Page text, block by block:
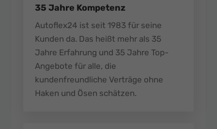
35 Jahre Kompetenz
Autoflex24 ist seit 1983 für seine
Kunden da. Das heißt mehr als 35
Jahre Erfahrung und 35 Jahre Top-
Angebote für alle, die
kundenfreundliche Verträge ohne
Haken und Ösen schätzen.